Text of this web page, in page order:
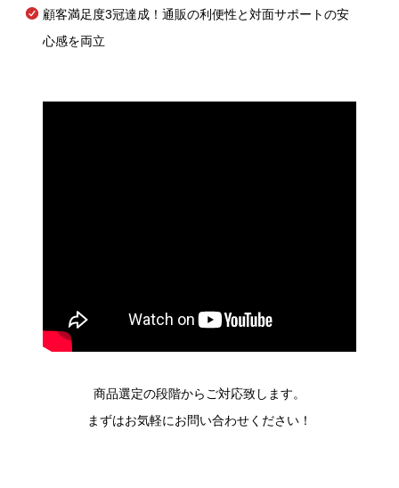
顧客満足度3冠達成！通販の利便性と対面サポートの安
心感を両立
商品選定の段階からご対応致します。
まずはお気軽にお問い合わせください！